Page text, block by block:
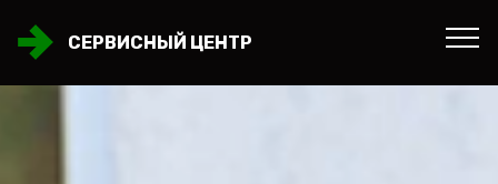
СЕРВИСНЫЙ ЦЕНТР